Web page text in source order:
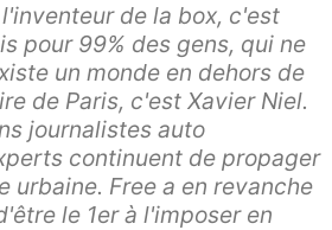
de la box, c'est
pour 99% des gens, qui ne
un monde en dehors de
de Paris, c'est Xavier Niel.
journalistes auto
continuent de propager
urbaine. Free a en revanche
le 1er à l'imposer en